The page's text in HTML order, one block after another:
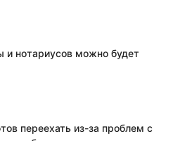
и нотариусов можно будет
переехать из-за проблем с